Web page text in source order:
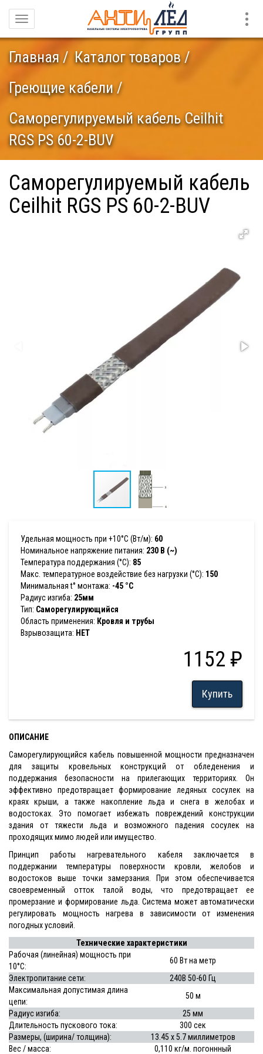
Навигация
Главная
Каталог товаров
Греющие кабели
Саморегулируемый кабель Ceilhit
RGS PS 60-2-BUV
Саморегулируемый кабель
Ceilhit RGS PS 60-2-BUV
Удельная мощность при +10°С (Вт/м): 60
Номинальное напряжение питания: 230 В (~)
Температура поддержания (°С): 85
Макс. температурное воздействие без нагрузки (°С): 150
Минимальная t° монтажа: -45 °С
Радиус изгиба: 25мм
Тип: Саморегулирующийся
Область применения: Кровля и трубы
Взрывозащита: НЕТ
1152 ₽
Купить
ОПИСАНИЕ
Саморегулирующийся кабель повышенной мощности предназначен
для защиты кровельных конструкций от обледенения и
поддержания безопасности на прилегающих территориях. Он
эффективно предотвращает формирование ледяных сосулек на
краях крыши, а также накопление льда и снега в желобах и
водостоках. Это помогает избежать повреждений конструкции
здания от тяжести льда и возможного падения сосулек на
проходящих мимо людей или имущество.
Принцип работы нагревательного кабеля заключается в
поддержании температуры поверхности кровли, желобов и
водостоков выше точки замерзания. При этом обеспечивается
своевременный отток талой воды, что предотвращает ее
промерзание и формирование льда. Система может автоматически
регулировать мощность нагрева в зависимости от изменения
погодных условий.
Технические характеристики
Рабочая (линейная) мощность при
10°С:
60 Вт на метр
Электропитание сети:
240В 50-60 Гц
Максимальная допустимая длина
цепи:
50 м
Радиус изгиба:
25 мм
Длительность пускового тока:
300 сек
Размеры, (ширина/ толщина):
13.45 x 5.7 миллиметров
Вес / масса:
0,110 кг/м. погоннный